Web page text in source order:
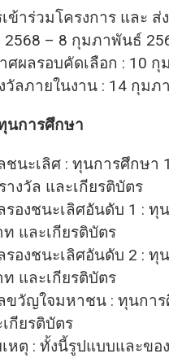
ข้าร่วมโครงการ และ ส่
– 8 กุมภาพันธ์
ศผลรอบคัดเลือก : 10
วัลภายในงาน : 14 กุมภ
นการศึกษา
ชนะเลิศ : ทุนการศึกษา
างวัล และเกียรติบัตร
รองชนะเลิศอันดับ 1 : ทุ
ท และเกียรติบัตร
รองชนะเลิศอันดับ 2 : ทุ
ท และเกียรติบัตร
ขวัญใจมหาชน : ทุนการ
กียรติบัตร
หตุ : ทั้งนี้รูปแบบและขอ